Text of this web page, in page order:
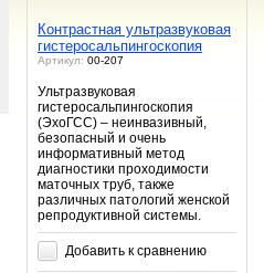
Контрастная ультразвуковая
гистеросальпингоскопия
Артикул: 00-207
Ультразвуковая
гистеросальпингоскопия
(ЭхоГСС) – неинвазивный,
безопасный и очень
информативный метод
диагностики проходимости
маточных труб, также
различных патологий женской
репродуктивной системы.
Добавить к сравнению